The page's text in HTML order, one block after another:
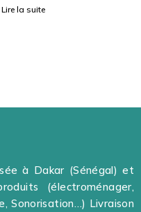
à Dakar (Sénégal) et
(électroménager,
Sonorisation…) Livraison